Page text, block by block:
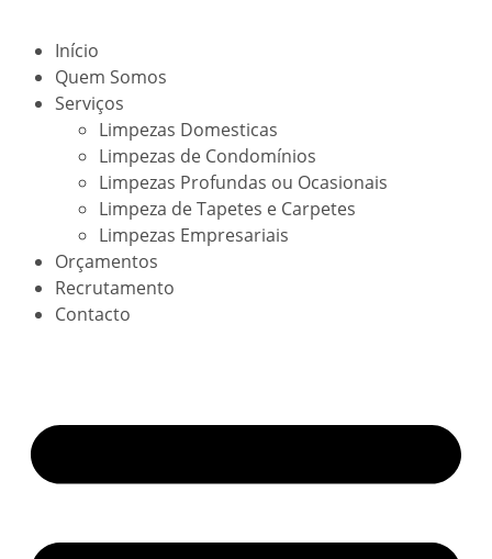
Início
Quem Somos
Serviços
Limpezas Domesticas
Limpezas de Condomínios
Limpezas Profundas ou Ocasionais
Limpeza de Tapetes e Carpetes
Limpezas Empresariais
Orçamentos
Recrutamento
Contacto